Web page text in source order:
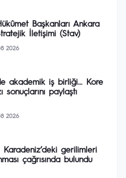
Başkanları Ankara
İletişimi (Stav)
2026
akademik iş birliği… Kore
paylaştı
2026
Karadeniz’deki gerilimleri
çağrısında bulundu